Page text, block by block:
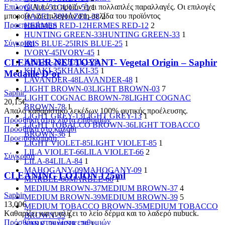
GULL-51GULL-51 1
HAZEL-38HAZEL-38 2
HERMES RED-12HERMES RED-12 2
HUNTING GREEN-33HUNTING GREEN-33 1
IRIS BLUE-25IRIS BLUE-25 1
IVORY-45IVORY-45 1
KHAKI-28KHAKI-28 1
KHAKI-35KHAKI-35 1
LAVANDER-48LAVANDER-48 1
LIGHT BROWN-03LIGHT BROWN-03 7
LIGHT COGNAC BROWN-78LIGHT COGNAC
BROWN-78 1
LIGHT GREY-13LIGHT GREY-13 1
LIGHT TOBACCO BROWN-36LIGHT TOBACCO
BROWN-36 1
LIGHT VIOLET-85LIGHT VIOLET-85 1
LILA VIOLET-66LILA VIOLET-66 2
LILA-84LILA-84 1
MAHOGANY-09MAHOGANY-09 1
MARBLE-60MARBLE-60 1
MEDIUM BROWN-37MEDIUM BROWN-37 4
MEDIUM BROWN-39MEDIUM BROWN-39 5
MEDIUM TOBACCO BROWN-35MEDIUM TOBACCO
BROWN-35 1
ΕπιλογήΑυτό το προϊόν έχει πολλαπλές παραλλαγές. Οι επιλογές
μπορούν να επιλεγούν στη σελίδα του προϊόντος
Προεπισκόπηση
Σύγκριση
CLEANER NETTOYANT- Vegetal Origin – Saphir
Medaille D’or
Saphir
20,15€
Απαλό καθαριστικό λεκέδων 100% φυτικής προέλευσης.
Πρόσθήκη στην λίστα επιθυμιών
Προσθήκη στο καλάθι
Προεπισκόπηση
Σύγκριση
CLEANING LOTION 125ml
Saphir
13,00€
Kαθαρίζει και γυαλίζει το λείο δέρμα και το λαδερό nubuck.
Πρόσθήκη στην λίστα επιθυμιών